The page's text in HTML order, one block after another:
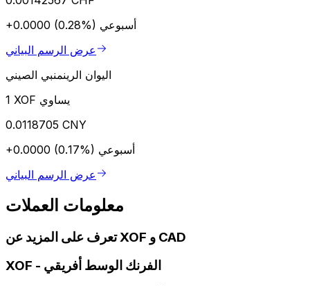
+0.0000 (0.28%) أسبوعي
عرض الرسم البياني
اليوان الرينمنبي الصيني
1 XOF يساوي
0.0118705 CNY
+0.0000 (0.17%) أسبوعي
عرض الرسم البياني
معلومات العملات
تعرف على المزيد عن XOF و CAD
XOF - الفرنك الوسط أفريقي